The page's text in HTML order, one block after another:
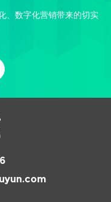
、数字化营销带来的切实